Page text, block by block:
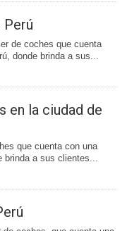
de coches que cuenta
donde brinda a sus...
en la ciudad de
que cuenta con una
brinda a sus clientes...